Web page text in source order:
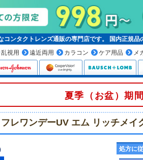
コンタクトレンズ通販の専門店です。 国内正規品
乱視用 遠近両用 カラコン ケア用品 メ
夏季（お盆）期
レワンデーUV エム リッチメイ
処方に